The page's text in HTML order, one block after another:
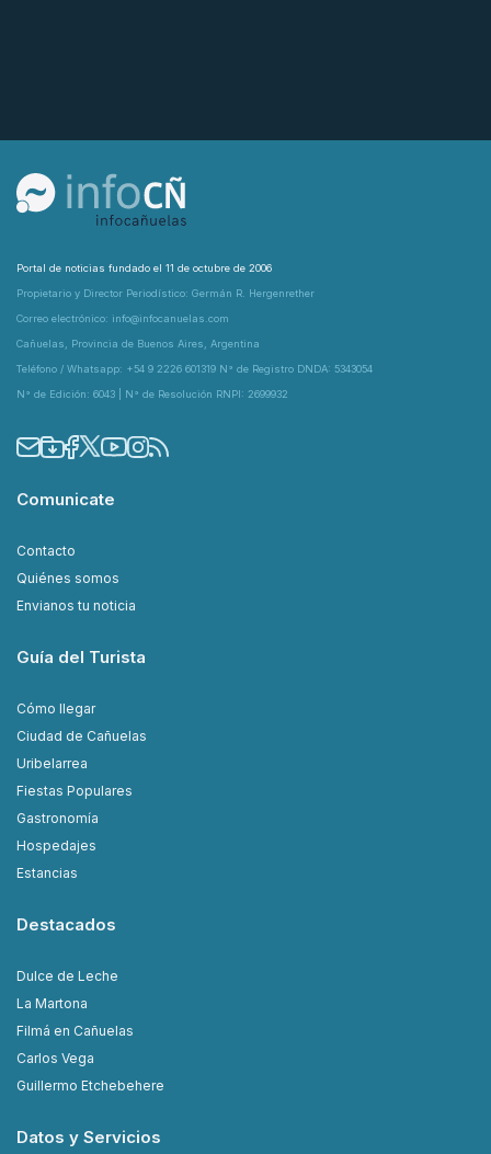
Portal de noticias fundado el 11 de octubre de 2006
Propietario y Director Periodístico: Germán R. Hergenrether
Correo electrónico: info@infocanuelas.com
Cañuelas, Provincia de Buenos Aires, Argentina
Teléfono / Whatsapp: +54 9 2226 601319 N° de Registro DNDA: 5343054
N° de Edición: 6043 | N° de Resolución RNPI: 2699932
Comunicate
Contacto
Quiénes somos
Envianos tu noticia
Guía del Turista
Cómo llegar
Ciudad de Cañuelas
Uribelarrea
Fiestas Populares
Gastronomía
Hospedajes
Estancias
Destacados
Dulce de Leche
La Martona
Filmá en Cañuelas
Carlos Vega
Guillermo Etchebehere
Datos y Servicios